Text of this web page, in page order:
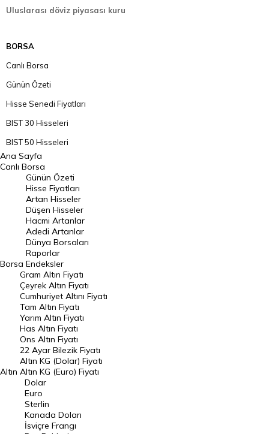
Uluslarası döviz piyasası kuru
BORSA
Canlı Borsa
Günün Özeti
Hisse Senedi Fiyatları
BIST 30 Hisseleri
BIST 50 Hisseleri
BIST 100 Hisseleri
En Çok Artan Hisseler
En Çok Düşen Hisseler
Hacmi Artanlar
Geçmiş Kapanışlar
Dünya Borsaları
Raporlar
Endeksler
DÖVİZ
Döviz Kuru
Dolar Kuru
Euro Kuru
Pound Kuru
Frank Kuru
Ana Sayfa
Canlı Borsa
Borsa
Günün Özeti
Hisse Fiyatları
Artan Hisseler
Düşen Hisseler
Hacmi Artanlar
Adedi Artanlar
Dünya Borsaları
Raporlar
Endeksler
Altın
Gram Altın Fiyatı
Çeyrek Altın Fiyatı
Cumhuriyet Altını Fiyatı
Tam Altın Fiyatı
Yarım Altın Fiyatı
Has Altın Fiyatı
Ons Altın Fiyatı
22 Ayar Bilezik Fiyatı
Altın KG (Dolar) Fiyatı
Altın KG (Euro) Fiyatı
Dolar
Euro
Sterlin
Kanada Doları
İsviçre Frangı